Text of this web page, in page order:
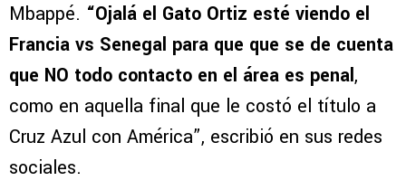
Mbappé. “Ojalá el Gato Ortiz esté viendo el
Francia vs Senegal para que que se de cuenta
que NO todo contacto en el área es penal,
como en aquella final que le costó el título a
Cruz Azul con América”, escribió en sus redes
sociales.